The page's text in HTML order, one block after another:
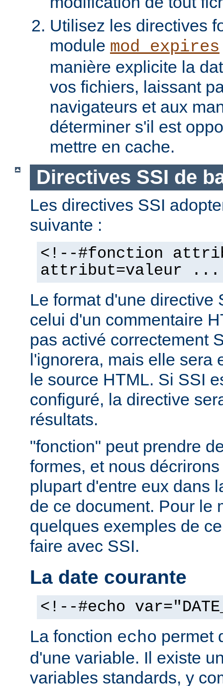
Utilisez les directives
module mod_expires
manière explicite la
vos fichiers, laissant
navigateurs et aux
déterminer s'il est
mettre en cache.
Directives SSI de
Les directives SSI
suivante :
<!--#fonction
attribut=valeur
Le format d'une directive
celui d'un commentaire
pas activé correctement
l'ignorera, mais elle sera
le source HTML. Si SSI
configuré, la directive
résultats.
"fonction" peut prendre
formes, et nous
plupart d'entre eux dans
de ce document. Pour le
quelques exemples de
faire avec SSI.
La date courante
<!--#echo
La fonction echo permet
d'une variable. Il existe
variables standards, y